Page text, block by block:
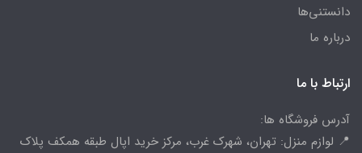
دانستنی‌ها
درباره ما
ارتباط با ما
آدرس فروشگاه ها:
📍 لوازم منزل: تهران، شهرک غرب، مرکز خرید اپال طبقه همکف پلاک